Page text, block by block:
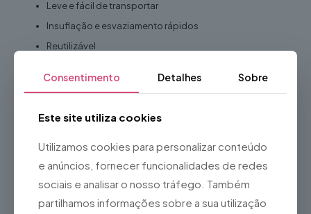
Leve e fácil de transportar
Insuflação e esvaziamento rápidos
Reutilizável
calmas ou de corrente moderada
Eventos de verão
Animação turística
Campos de férias
Team building
Consentimento Detalhes Sobre
Este site utiliza cookies
Utilizamos cookies para personalizar conteúdo
e anúncios, fornecer funcionalidades de redes
sociais e analisar o nosso tráfego. Também
partilhamos informações sobre a sua utilização